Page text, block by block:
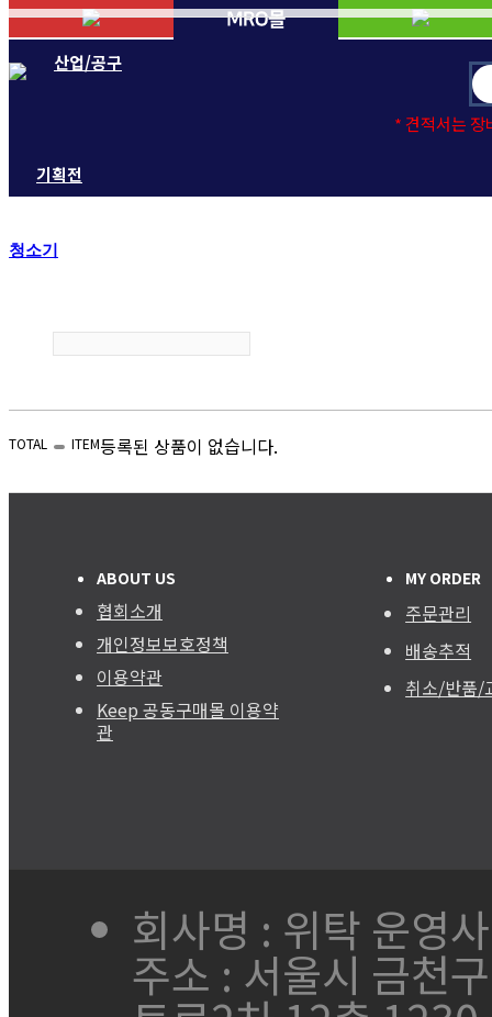
* 견적서는 장
산업/공구
기획전
청소기
TOTAL ITEM등록된 상품이 없습니다.
ABOUT US
협회소개
개인정보보호정책
이용약관
Keep 공동구매몰 이용약
관
MY ORDER
주문관리
배송추적
취소/반품/
회사명 : 위탁 운영
주소 : 서울시 금천